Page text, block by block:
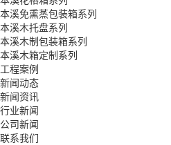
本溪免熏蒸包装箱系列
本溪木托盘系列
本溪木制包装箱系列
本溪木箱定制系列
工程案例
新闻动态
新闻资讯
行业新闻
公司新闻
联系我们